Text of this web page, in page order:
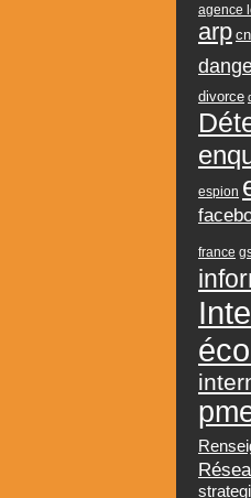
agence
arp
divorce
espion
france